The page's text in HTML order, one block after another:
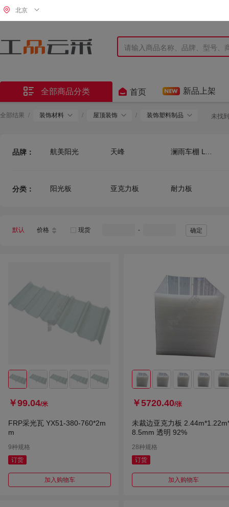
北京
 全部商品分类  首页 新品上架
全部结果 / 装饰材料 / 屋顶装饰 / 装饰塑料制品 未找
品牌： 航美阳光 天峰
分类： 阳光板 亚克力板 耐力板
默认 价格 现货 - 确定
￥99.04/米
FRP采光瓦 YX51-380-760*2m
m
9种规格
订货
加入购物车
￥5720.40/张
未裁边亚克力板
8.5mm 透明 92%
28种规格
订货
加入购物车